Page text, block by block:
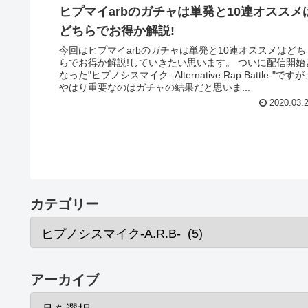
ヒプマイarbのガチャは単発と10連オススメ
どちらでお得か解説!
今回はヒプマイarbのガチャは単発と10連オススメはどち
らでお得か解説!していきたい思います。 ついに配信開始
なった"ヒプノシスマイク -Alternative Rap Battle-"ですが、
やはり重要なのはガチャの結果だと思いま...
カテゴリー
アーカイブ